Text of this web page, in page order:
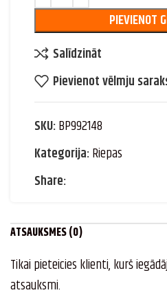
PIEVIENOT
Salīdzināt
Pievienot vēlmju
SKU:BP992148
Kategorija:Riepas
Share:
ATSAUKSMES (0)
Tikai pieteicies klienti, kurš
atsauksmi.